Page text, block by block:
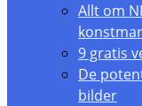
Allt om
9 gratis
De
bilder